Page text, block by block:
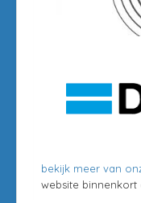
bekijk meer van
website